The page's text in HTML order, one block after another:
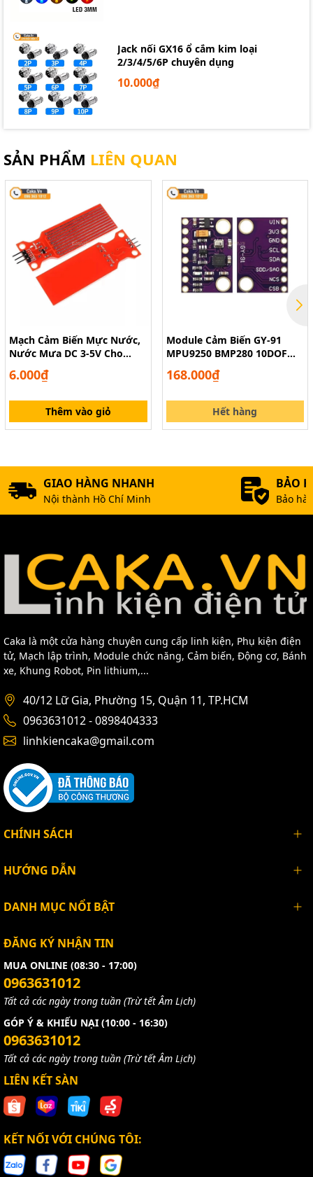
Jack nối GX16 ổ cắm kim loại
2/3/4/5/6P chuyên dụng
10.000₫
SẢN PHẨM LIÊN QUAN
Mạch Cảm Biến Mực Nước,
Nước Mưa DC 3-5V Cho
6.000₫
Thêm vào giỏ
Module Cảm Biến GY-91
MPU9250 BMP280 10DOF
168.000₫
Hết hàng
GIAO HÀNG NHANH
Nội thành Hồ Chí Minh
BẢO
Bảo
Caka là một cửa hàng chuyên cung cấp linh kiện, Phụ kiện điện
tử, Mạch lập trình, Module chức năng, Cảm biến, Động cơ, Bánh
xe, Khung Robot, Pin lithium,...
40/12 Lữ Gia, Phường 15, Quận 11, TP.HCM
0963631012 - 0898404333
linhkiencaka@gmail.com
CHÍNH SÁCH
HƯỚNG DẪN
DANH MỤC NỔI BẬT
ĐĂNG KÝ NHẬN TIN
MUA ONLINE (08:30 - 17:00)
0963631012
Tất cả các ngày trong tuần (Trừ tết Âm Lịch)
GÓP Ý & KHIẾU NẠI (10:00 - 16:30)
0963631012
Tất cả các ngày trong tuần (Trừ tết Âm Lịch)
LIÊN KẾT SÀN
KẾT NỐI VỚI CHÚNG TÔI: